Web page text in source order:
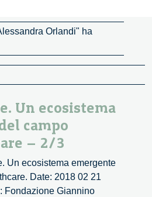
Orlandi" ha
Un ecosistema
campo
– 2/3
Un ecosistema emergente
Date: 2018 02 21
Fondazione Giannino